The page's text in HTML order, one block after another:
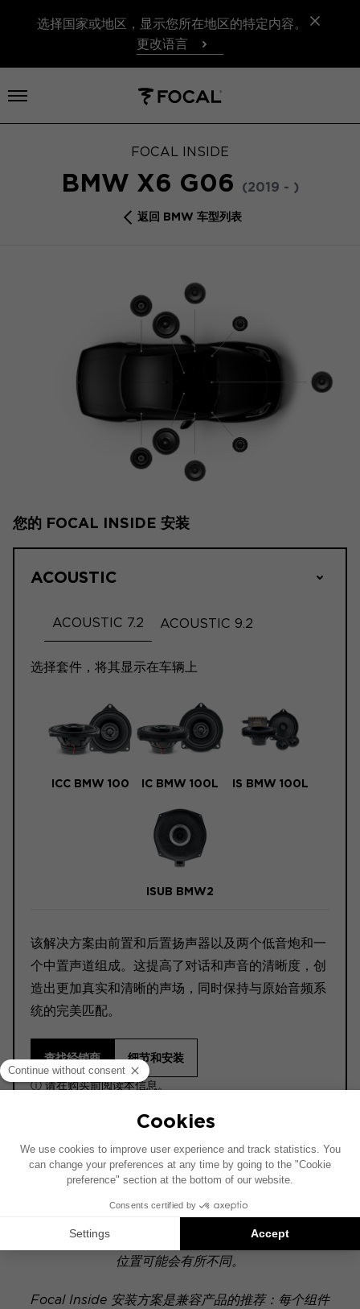
选择国家或地区，显示您所在地区的特定内容。
更改语言
打开菜单
FOCAL INSIDE
BMW X6 G06 (2019 - )
返回 BMW 车型列表
您的 FOCAL INSIDE 安装
ACOUSTIC
ACOUSTIC 7.2 ACOUSTIC 9.2
选择套件，将其显示在车辆上
ICC BMW 100 IC BMW 100L IS BMW 100L
ISUB BMW2
该解决方案由前置和后置扬声器以及两个低音炮和一
个中置声道组成。这提高了对话和声音的清晰度，创
造出更加真实和清晰的声场，同时保持与原始音频系
统的完美匹配。
查找经销商 细节和安装
ⓘ 请在购买前阅读本信息。
ACTIVE
您的车辆配有特定的高保真选装配置，图中所示组件的
位置可能会有所不同。
Focal Inside 安装方案是兼容产品的推荐：每个组件